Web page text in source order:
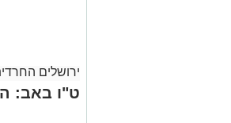
ירושלים
ט"ו באב: